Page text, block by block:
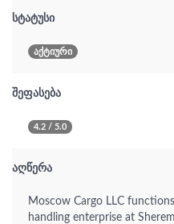
სტატუსი
აქტიური
შეფასება
4.2 / 5.0
აღწერა
Moscow Cargo LLC
handling enterprise at